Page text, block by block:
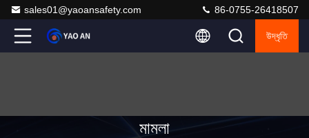
sales01@yaoansafety.com 86-0755-26418507
উদ্ধৃতি
মামলা